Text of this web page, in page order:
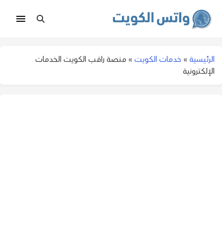
الرئيسية » خدمات الكويت » منصة راقب الكويت الخدمات
الإلكترونية